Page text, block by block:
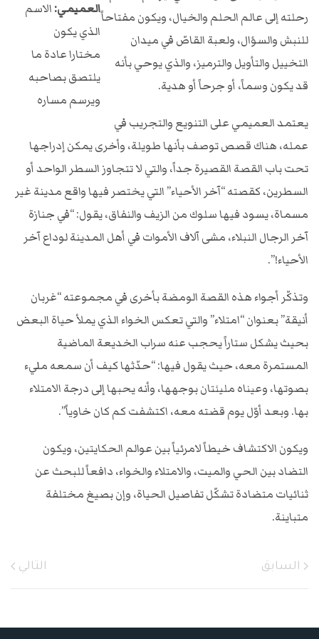
العميمي: الاسم
الذي يكون
مختارا عادة ما
يلتصق بصاحبه
ويرسم مساره
رحلته إلى عالم الحلم والخيال، ويكون مفتاحاً
للنبش والسؤال، ولعبة القاصّ في ميدان
التخييل والتأويل والترميز، والذي يوحي بأنه
قد يكون وسماً، أو جرحاً أو هدية.
يعتمد العميمي على التنويع والتجريب في
عمله، هناك قصص توصف بأنها طويلة، وأخرى يمكن إدراجها
تحت باب القصة القصيرة جداً، والتي لا تتجاوز السطر الواحد أو
السطرين، كقصته “آخر الأحياء” التي يختصر فيها واقع مدينة غير
مسماة، يسود فيها سلوك من الزيف والنفاق، يقول: “في جنازة
آخر الرجال النبلاء، مشى آلاف الأموات في أهل المدينة لوداع آخر
الأحياء!”.
وتذكّر أجواء هذه القصة الومضة بأخرى في مجموعته “غربان
أنيقة” بعنوان “امتلاء” والتي تعكس الخواء الذي يملأ حياة البعض
بحيث يشكل ستاراً يحجب عنه سراب الخديعة الماضية
المستمرة معه، حيث يقول فيها: “حدّثها كيف أن سمعه مليء
بصوتها، وعيناه مليئتان بوجهها، وأنه يحبها إلى درجة الامتلاء
بها. وبعد أوّل يوم قضته معه، اكتشفت كم كان خاوياً”.
ويكون الاكتشاف خيطاً لامرئياً بين عوالم الحكايتين، ويكون
التضاد بين الحي والميت، والامتلاء والخواء، دافعاً للبحث عن
ثنائيات متضادة تشكّل تفاصيل الحياة، وإن بصيغ مختلفة
متباينة.
السابق التالي